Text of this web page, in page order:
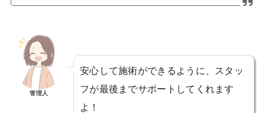
管理人
安心して施術ができるように、スタッ
フが最後までサポートしてくれます
よ！